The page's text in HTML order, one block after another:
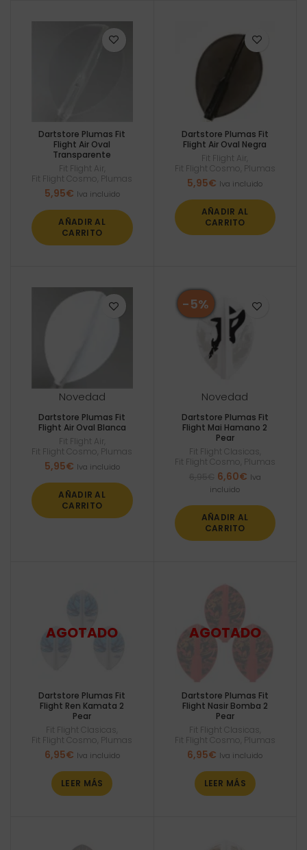
Dartstore Plumas Fit
Flight Air Oval
Transparente
Fit Flight Air
Fit Flight Cosmo Plumas
5,95€ Iva incluido
AÑADIR AL
CARRITO
Dartstore Plumas Fit
Flight Air Oval Negra
Fit Flight Air
Fit Flight Cosmo Plumas
5,95€ Iva incluido
AÑADIR AL
CARRITO
Novedad
Dartstore Plumas Fit
Flight Air Oval Blanca
Fit Flight Air
Fit Flight Cosmo Plumas
5,95€ Iva incluido
AÑADIR AL
CARRITO
-5%
Novedad
Dartstore Plumas Fit
Flight Mai Hamano 2
Pear
Fit Flight Clasicas
Fit Flight Cosmo Plumas
El
precio
era:
6,95€.
6,60€El
6,60€.
Iva
incluido
AÑADIR AL
CARRITO
Dartstore Plumas Fit
Flight Ren Kamata 2
Pear
Fit Flight Clasicas
Fit Flight Cosmo Plumas
6,95€ Iva incluido
LEER MÁS
Dartstore Plumas Fit
Flight Nasir Bomba 2
Pear
Fit Flight Clasicas
Fit Flight Cosmo Plumas
6,95€ Iva incluido
LEER MÁS